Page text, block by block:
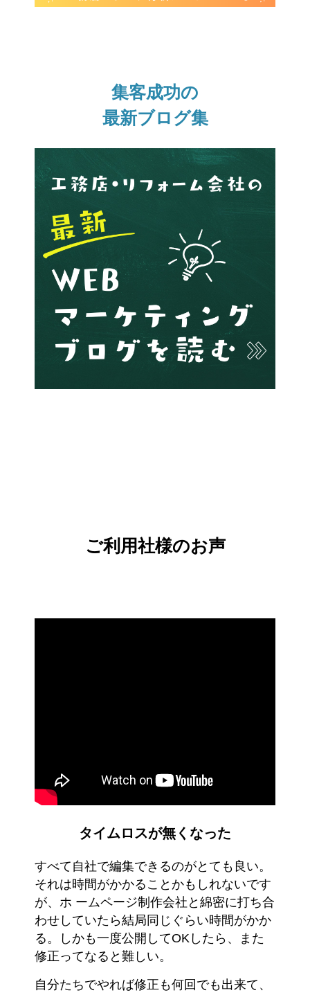
集客成功の
最新ブログ集
ご利用社様のお声
タイムロスが無くなった
すべて自社で編集できるのがとても良い。
それは時間がかかることかもしれないです
が、ホ ームページ制作会社と綿密に打ち合
わせしていたら結局同じぐらい時間がかか
る。しかも一度公開してOKしたら、また
修正ってなると難しい。
自分たちでやれば修正も何回でも出来て、